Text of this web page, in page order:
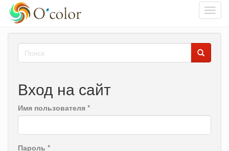
основному
Форма
поиска
Вход на сайт
Имя пользователя *
Пароль *